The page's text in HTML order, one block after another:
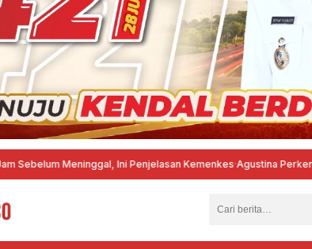
Meninggal, Ini Penjelasan Kemenkes·Agustina Perkenalkan